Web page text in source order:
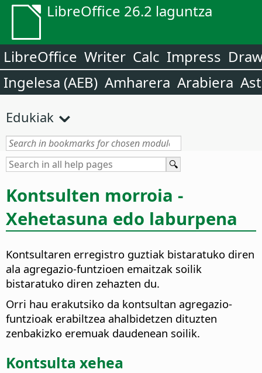
LibreOffice 26.2 laguntza
LibreOffice Writer Calc Impress
Ingelesa (AEB) Amharera Arabiera
Edukiak
Kontsulten morroia -
Xehetasuna edo laburpena
Kontsultaren erregistro guztiak bistaratuko diren
ala agregazio-funtzioen emaitzak soilik
bistaratuko diren zehazten du.
Orri hau erakutsiko da kontsultan agregazio-
funtzioak erabiltzea ahalbidetzen dituzten
zenbakizko eremuak daudenean soilik.
Kontsulta xehea